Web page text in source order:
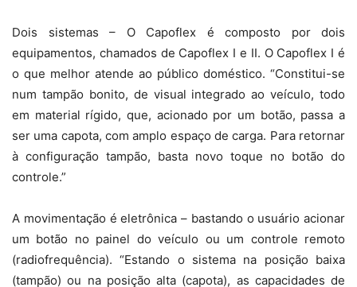
Dois sistemas – O Capoflex é composto por dois
equipamentos, chamados de Capoflex I e II. O Capoflex I é
o que melhor atende ao público doméstico. “Constitui-se
num tampão bonito, de visual integrado ao veículo, todo
em material rígido, que, acionado por um botão, passa a
ser uma capota, com amplo espaço de carga. Para retornar
à configuração tampão, basta novo toque no botão do
controle.”
A movimentação é eletrônica – bastando o usuário acionar
um botão no painel do veículo ou um controle remoto
(radiofrequência). “Estando o sistema na posição baixa
(tampão) ou na posição alta (capota), as capacidades de